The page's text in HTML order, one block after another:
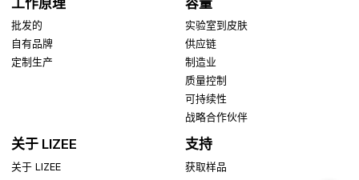
批发的
自有品牌
定制生产
实验室到皮肤
供应链
制造业
质量控制
可持续性
战略合作伙伴
关于 LIZEE
关于 LIZEE
支持
获取样品